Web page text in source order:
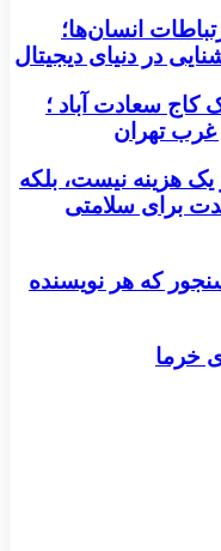
انسان‌ها؛
در دنیای دیجیتال
سعادت آباد ؛
غرب تهران
یک هزینه نیست، بلکه
برای سلامتی
سنجور که هر نویسنده
خرما